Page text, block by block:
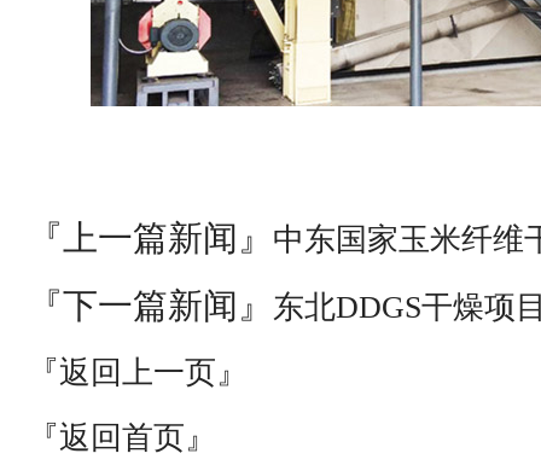
『上一篇新闻』 中东国家玉米纤维
『下一篇新闻』
东北DDGS干燥项
『返回上一页』
『返回首页』